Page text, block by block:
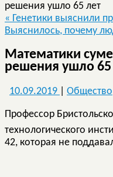
решения ушло 65 лет
« Генетики выяснили
Выяснилось, почему
Математики
решения ушло 65
10.09.2019 Общество
Профессор
технологического
42, которая не